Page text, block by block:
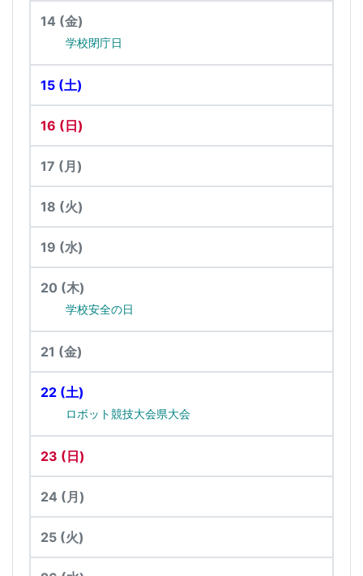
14 (金)
学校閉庁日
15 (土)
16 (日)
17 (月)
18 (火)
19 (水)
20 (木)
学校安全の日
21 (金)
22 (土)
ロボット競技大会県大会
23 (日)
24 (月)
25 (火)